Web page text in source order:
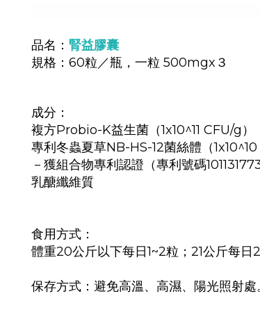
品名： 腎益膠囊
規格： 60粒／瓶，一粒 500mgx３
成分：
複方Probio-K益生菌（1x10^11 CFU/g）
專利冬蟲夏草NB-HS-12菌絲體（1x10^10
－獲組合物專利認證（專利號碼101131773
乳醣纖維質
食用方式：
體重20公斤以下每日1~2粒；21公斤每
保存方式：避免高溫、高濕、陽光照射